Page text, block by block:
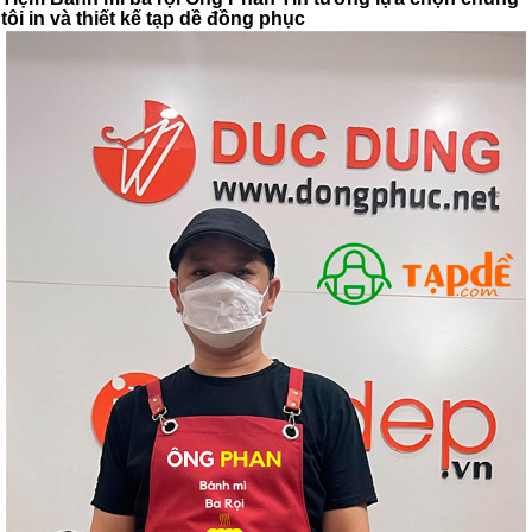
tôi in và thiết kế tạp dề đồng phục